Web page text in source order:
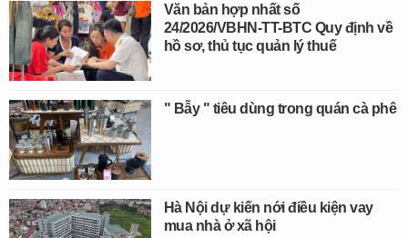
Văn bản hợp nhất số
24/2026/VBHN-TT-BTC Quy định về
hồ sơ, thủ tục quản lý thuế
" Bẫy " tiêu dùng trong quán cà phê
Hà Nội dự kiến nới điều kiện vay
mua nhà ở xã hội